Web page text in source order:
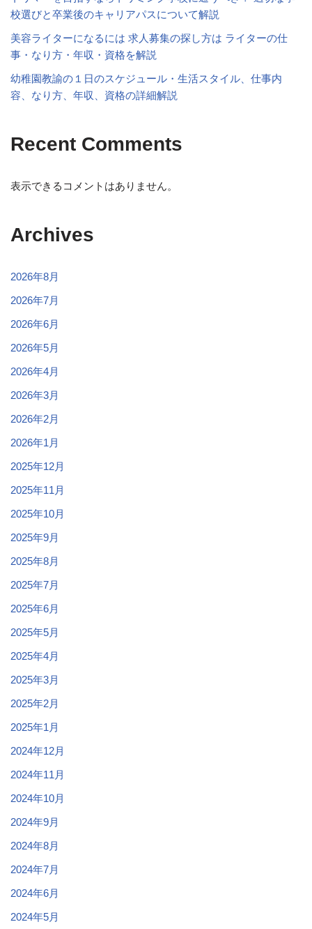
校選びと卒業後のキャリアパスについて解説
美容ライターになるには 求人募集の探し方は ライターの仕
事・なり方・年収・資格を解説
幼稚園教諭の１日のスケジュール・生活スタイル、仕事内
容、なり方、年収、資格の詳細解説
Recent Comments
表示できるコメントはありません。
Archives
2026年8月
2026年7月
2026年6月
2026年5月
2026年4月
2026年3月
2026年2月
2026年1月
2025年12月
2025年11月
2025年10月
2025年9月
2025年8月
2025年7月
2025年6月
2025年5月
2025年4月
2025年3月
2025年2月
2025年1月
2024年12月
2024年11月
2024年10月
2024年9月
2024年8月
2024年7月
2024年6月
2024年5月